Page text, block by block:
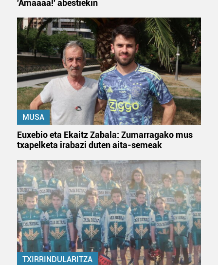
duten interes legitimoa eta horren aurka nola egin
dezakezun ikusteko.
Lortu zure datu pertsonalak prozesatzeko moduari
buruzko informazio gehiago eta ezarri zure lehentasunak
datuen atalean. Edozein unetan alda edo ken dezakezu
zure baimena Cookieen adierazpenean.
Webgune honek cookie propioak eta hirugarrenen cookie-
zerbitzuak hobetzeko asmoz, cookie teknologiaz
baliatzen gara. Ohar hau onartuz gero, teknologia hori
erabiltzeko baimen esplizitua ematen diguzu.Gehiago
irakurri
'Amaaaa!' abestiekin
MUSA
Euxebio eta Ekaitz Zabala: Zumarragako mus
txapelketa irabazi duten aita-semeak
TXIRRINDULARITZA